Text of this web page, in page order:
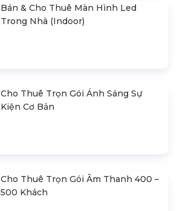
Bán & Cho Thuê Màn Hình Led
Trong Nhà (Indoor)
Cho Thuê Trọn Gói Ánh Sáng Sự
Kiện Cơ Bản
Cho Thuê Trọn Gói Âm Thanh 400 –
500 Khách